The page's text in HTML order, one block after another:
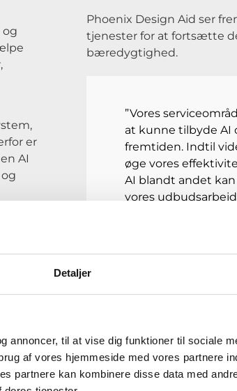
Detaljer
annoncer, til at vise dig funktioner til sociale
af vores hjemmeside med vores partnere
partnere kan kombinere disse data med
og
er
AI
Phoenix Design Aid ser
tjenester for at fortsætte
bæredygtighed.
”Vores
at kunne tilbyde AI
fremtiden. Indtil
øge vores
AI blandt andet
vores